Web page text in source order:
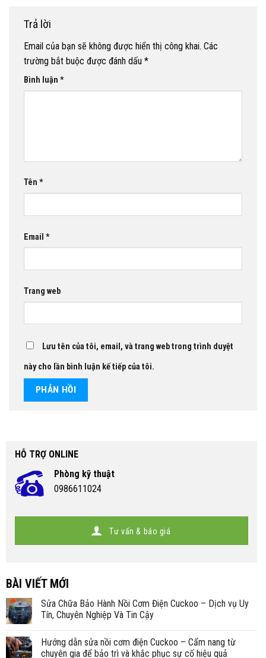
Trả lời
Email của bạn sẽ không được hiển thị công khai. Các
trường bắt buộc được đánh dấu *
Bình luận *
Tên *
Email *
Trang web
Lưu tên của tôi, email, và trang web trong trình duyệt
này cho lần bình luận kế tiếp của tôi.
HỖ TRỢ ONLINE
Phòng kỹ thuật
0986611024
Tư vấn & báo giá
BÀI VIẾT MỚI
Sửa Chữa Bảo Hành Nồi Cơm Điện Cuckoo – Dịch vụ Uy
Tín, Chuyên Nghiệp Và Tin Cậy
Hướng dẫn sửa nồi cơm điện Cuckoo – Cẩm nang từ
chuyên gia để bảo trì và khắc phục sự cố hiệu quả